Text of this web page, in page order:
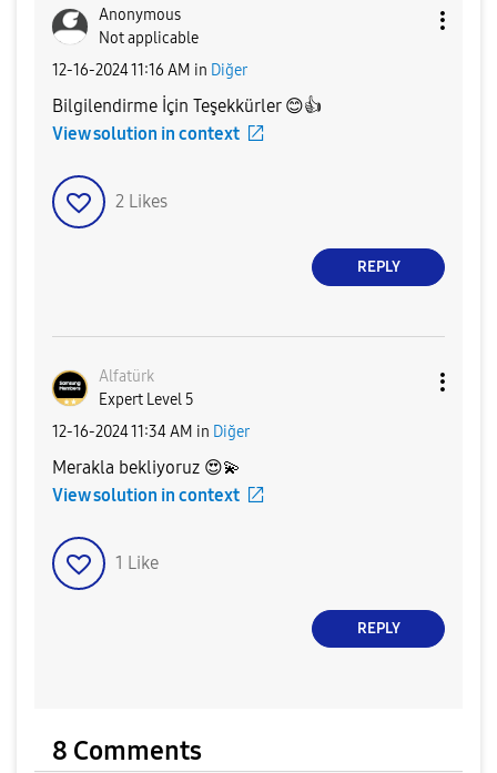
Anonymous
Not applicable
‎12-16-202411:16 AM in Diğer
Bilgilendirme İçin Teşekkürler 😊👍
View solution in context
2 Likes
REPLY
Alfatürk
Expert Level 5
‎12-16-202411:34 AM in Diğer
Merakla bekliyoruz 😍💫
View solution in context
1 Like
REPLY
8 Comments